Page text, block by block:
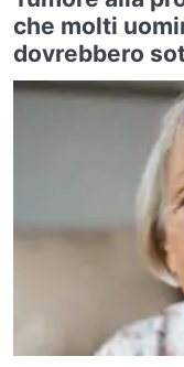
che molti
dovrebbero